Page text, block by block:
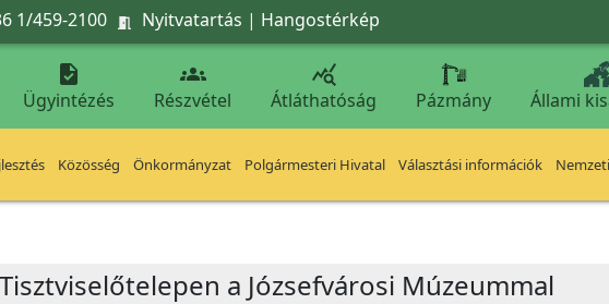
1/459-2100  Nyitvatartás | Hangostérkép

Ügyintézés

Részvétel

Átláthatóság Pázmány Állami
Közösség Önkormányzat Polgármesteri Hivatal Választási információk
a Józsefvárosi Múzeummal